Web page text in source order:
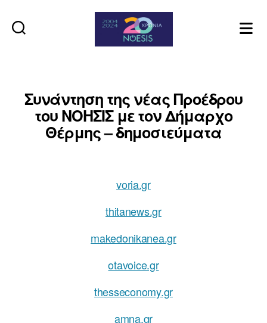
Συνάντηση της νέας Προέδρου
του ΝΟΗΣΙΣ με τον Δήμαρχο
Θέρμης – δημοσιεύματα
voria.gr
thitanews.gr
makedonikanea.gr
otavoice.gr
thesseconomy.gr
amna.gr